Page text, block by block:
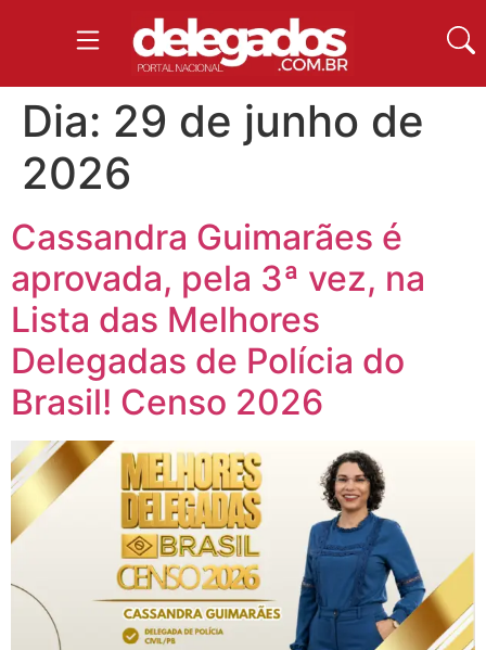
Dia: 29 de junho de
2026
Cassandra Guimarães é
aprovada, pela 3ª vez, na
Lista das Melhores
Delegadas de Polícia do
Brasil! Censo 2026